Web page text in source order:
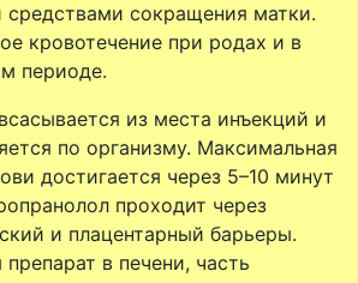
средствами сокращения матки.
кровотечение при родах и в
периоде.
из места инъекций и
по организму. Максимальная
достигается через 5–10 минут
проходит через
и плацентарный барьеры.
в печени, часть